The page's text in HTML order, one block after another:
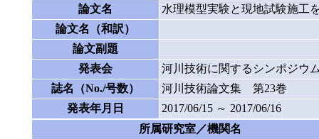
論文名
水理模型実験と現地試験施工
論文名（和訳）
論文副題
発表会
河川技術に関するシンポジウ
誌名（No./号数）
河川技術論文集 第23巻
発表年月日
2017/06/15 ～ 2017/06/16
所属研究室／機関名